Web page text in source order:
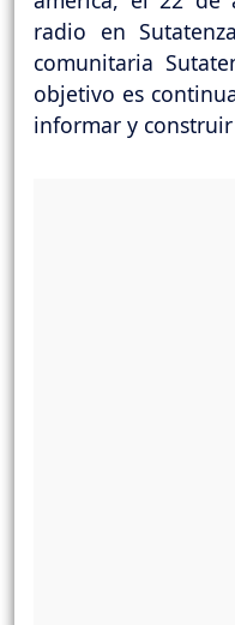
radio en
comunitaria
objetivo es
informar y